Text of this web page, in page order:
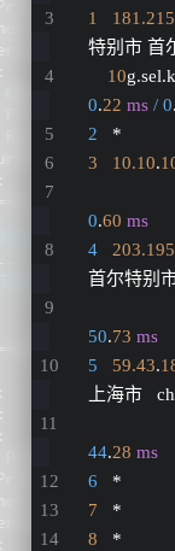
1
181.215
特别市 首
10
0.22 ms / 0.
2
   *
3
10.10.
0.60 ms
4
203.195
首尔特别
50.73 ms
5
59.43.
上海市
44.28 ms
6
   *
7
   *
8
   *